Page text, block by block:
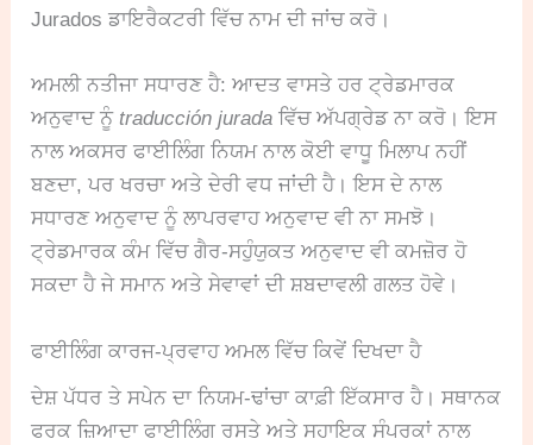
Jurados ਡਾਇਰੈਕਟਰੀ ਵਿੱਚ ਨਾਮ ਦੀ ਜਾਂਚ ਕਰੋ।
ਅਮਲੀ ਨਤੀਜਾ ਸਧਾਰਣ ਹੈ: ਆਦਤ ਵਾਸਤੇ ਹਰ ਟ੍ਰੇਡਮਾਰਕ
ਅਨੁਵਾਦ ਨੂੰtraducción jurada ਵਿੱਚ ਅੱਪਗ੍ਰੇਡ ਨਾ ਕਰੋ। ਇਸ
ਨਾਲ ਅਕਸਰ ਫਾਈਲਿੰਗ ਨਿਯਮ ਨਾਲ ਕੋਈ ਵਾਧੂ ਮਿਲਾਪ ਨਹੀਂ
ਬਣਦਾ, ਪਰ ਖਰਚਾ ਅਤੇ ਦੇਰੀ ਵਧ ਜਾਂਦੀ ਹੈ। ਇਸ ਦੇ ਨਾਲ
ਸਧਾਰਣ ਅਨੁਵਾਦ ਨੂੰ ਲਾਪਰਵਾਹ ਅਨੁਵਾਦ ਵੀ ਨਾ ਸਮਝੋ।
ਟ੍ਰੇਡਮਾਰਕ ਕੰਮ ਵਿੱਚ ਗੈਰ-ਸਹੁੰਯੁਕਤ ਅਨੁਵਾਦ ਵੀ ਕਮਜ਼ੋਰ ਹੋ
ਸਕਦਾ ਹੈ ਜੇ ਸਮਾਨ ਅਤੇ ਸੇਵਾਵਾਂ ਦੀ ਸ਼ਬਦਾਵਲੀ ਗਲਤ ਹੋਵੇ।
ਫਾਈਲਿੰਗ ਕਾਰਜ-ਪ੍ਰਵਾਹ ਅਮਲ ਵਿੱਚ ਕਿਵੇਂ ਦਿਖਦਾ ਹੈ
ਦੇਸ਼ ਪੱਧਰ ਤੇ ਸਪੇਨ ਦਾ ਨਿਯਮ-ਢਾਂਚਾ ਕਾਫ਼ੀ ਇੱਕਸਾਰ ਹੈ। ਸਥਾਨਕ
ਫਰਕ ਜ਼ਿਆਦਾ ਫਾਈਲਿੰਗ ਰਸਤੇ ਅਤੇ ਸਹਾਇਕ ਸੰਪਰਕਾਂ ਨਾਲ